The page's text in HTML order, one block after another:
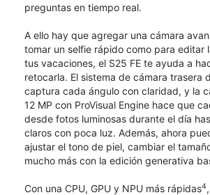
preguntas en tiempo real.
A ello hay que agregar una cámara
tomar un selfie rápido como para editar
tus vacaciones, el S25 FE te ayuda a
retocarla. El sistema de cámara trasera
captura cada ángulo con claridad, y la
12 MP con ProVisual Engine hace que
desde fotos luminosas durante el día
claros con poca luz. Además, ahora
ajustar el tono de piel, cambiar el
mucho más con la edición generativa
Con una CPU, GPU y NPU más rápidas4